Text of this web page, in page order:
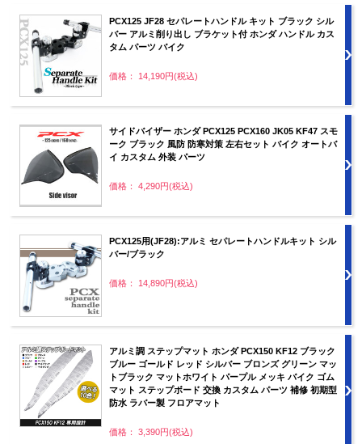
PCX125 JF28 セパレートハンドル キット ブラック シル
バー アルミ削り出し ブラケット付 ホンダ ハンドル カス
タム パーツ バイク
価格： 14,190円(税込)
サイドバイザー ホンダ PCX125 PCX160 JK05 KF47 スモ
ーク ブラック 風防 防寒対策 左右セット バイク オートバ
イ カスタム 外装 パーツ
価格： 4,290円(税込)
PCX125用(JF28):アルミ セパレートハンドルキット シル
バー/ブラック
価格： 14,890円(税込)
アルミ調 ステップマット ホンダ PCX150 KF12 ブラック
ブルー ゴールド レッド シルバー ブロンズ グリーン マッ
トブラック マットホワイト パープル メッキ バイク ゴム
マット ステップボード 交換 カスタム パーツ 補修 初期型
防水 ラバー製 フロアマット
価格： 3,390円(税込)